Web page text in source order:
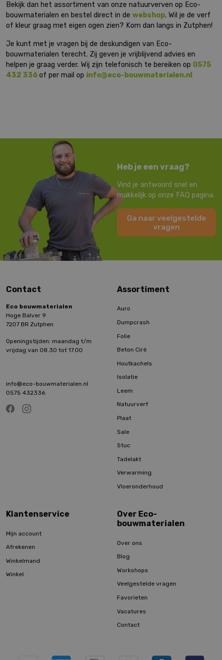
Bekijk dan het assortiment van onze natuurverven op Eco-
bouwmaterialen en bestel direct in de webshop. Wil je de verf
of kleur graag met eigen ogen zien? Kom dan langs in Zutphen!
Je kunt met je vragen bij de deskundigen van Eco-
bouwmaterialen terecht. Zij geven je vrijblijvend advies en
helpen je graag verder. Wij zijn telefonisch te bereiken op 0575
432 336of per mail op info@eco-bouwmaterialen.nl
Heb je een vraag?
Vind je antwoord snel en
makkelijk op onze FAQ pagina.
Ga naar veelgestelde
vragen
Contact
Eco bouwmaterialen
Hoge Balver 9
7207 BR Zutphen
Openingstijden: maandag t/m
vrijdag van 08.30 tot 17.00
info@eco-bouwmaterialen.nl
0575 432336
Assortiment
Auro
Dumpcrash
Folie
Beton Ciré
Houtkachels
Isolatie
Leem
Natuurverf
Plaat
Sale
Stuc
Tadelakt
Verwarming
Vloeronderhoud
Klantenservice
Mijn account
Afrekenen
Winkelmand
Winkel
Over Eco-
bouwmaterialen
Over ons
Blog
Workshops
Veelgestelde vragen
Favorieten
Vacatures
Contact